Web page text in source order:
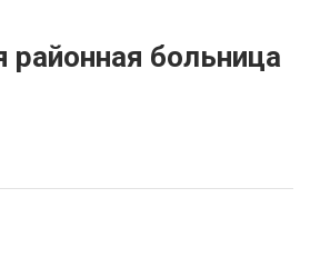
районная больница